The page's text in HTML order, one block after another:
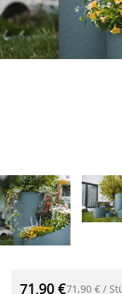
Kräuterspirale groß
71,90 €71,90 € /